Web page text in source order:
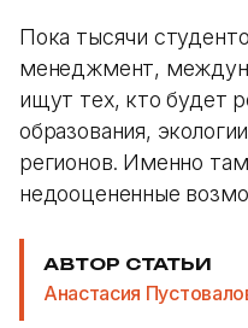
Пока тысячи
менеджмент,
ищут тех, кто будет
образования,
регионов. Именно
недооцененные
АВТОР СТАТЬИ
Анастасия